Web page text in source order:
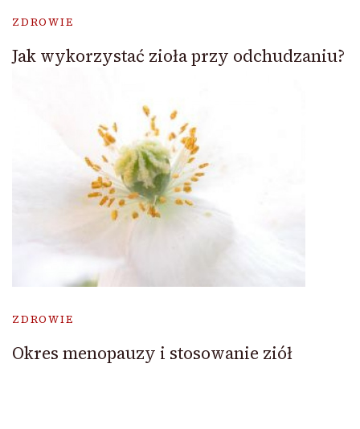
ZDROWIE
Jak wykorzystać zioła przy odchudzaniu?
ZDROWIE
Okres menopauzy i stosowanie ziół